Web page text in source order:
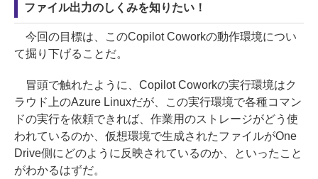
ファイル出力のしくみを知りたい！
今回の目標は、このCopilot Coworkの動作環境につい
て掘り下げることだ。
冒頭で触れたように、Copilot Coworkの実行環境はク
ラウド上のAzure Linuxだが、この実行環境で各種コマン
ドの実行を依頼できれば、作業用のストレージがどう使
われているのか、仮想環境で生成されたファイルがOne
Drive側にどのように反映されているのか、といったこと
がわかるはずだ。